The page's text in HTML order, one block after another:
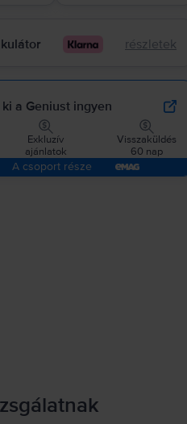
részletek
a Geniust ingyen
Exkluzív
ajánlatok
Visszaküldés
60 nap
A csoport része